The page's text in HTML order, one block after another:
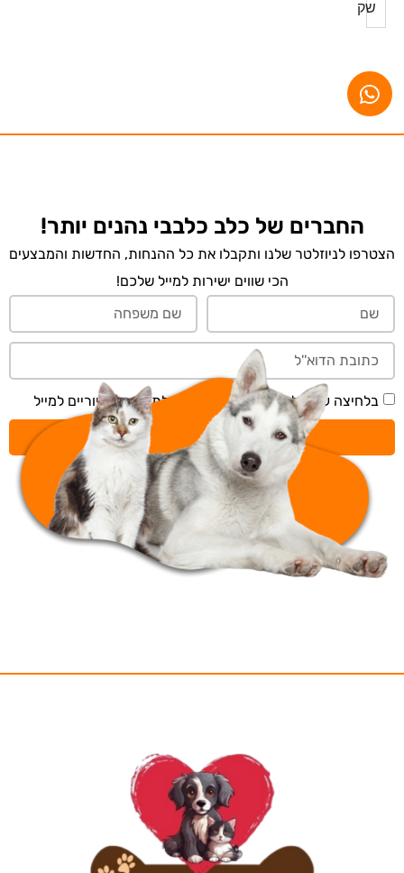
שק
החברים של כלב כלבבי נהנים יותר!
הצטרפו לניוזלטר שלנו ותקבלו את כל ההנחות, החדשות והמבצעים
הכי שווים ישירות למייל שלכם!
בלחיצה על 'שליחה' אני מאשר/ת קבלת תכנים דיוריים למייל
שליחה